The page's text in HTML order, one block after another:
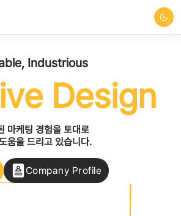
Industrious
Design
마케팅 경험을 토대로
움을 드리고 있습니다.
Company Profile